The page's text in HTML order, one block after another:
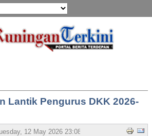
Lantik Pengurus DKK 2026-
12 May 2026 23:08 Written by Admin